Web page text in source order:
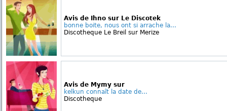
Avis de Ihno sur Le Discotek
bonne boite, nous ont si arrache la...
Discotheque Le Breil sur Merize
Avis de Mymy sur
kelkun connaît la date de...
Discotheque